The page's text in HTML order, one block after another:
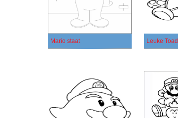
Mario staat Leuke